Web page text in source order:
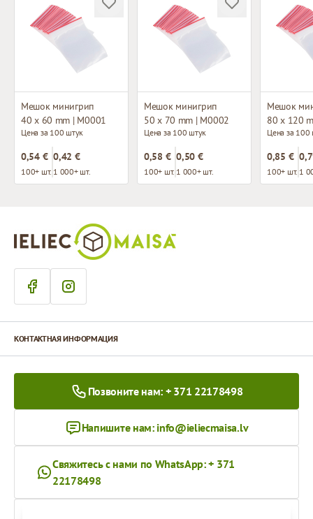
Мешок минигрип
40 x 60 mm | M0001
Цена за 100 штук
0,54 €
100+ шт.
0,42 €
1 000+ шт.
Мешок минигрип
50 x 70 mm | M0002
Цена за 100 штук
0,58 €
100+ шт.
0,50 €
1 000+ шт.
Мешок
80 x 120
Цена за 100
0,85 €
100+ шт. 1
КОНТАКТНАЯ ИНФОРМАЦИЯ
Позвоните нам: + 371 22178498
Напишите нам: info@ieliecmaisa.lv
Свяжитесь с нами по WhatsApp: + 371
22178498